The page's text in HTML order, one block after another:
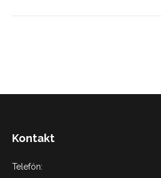
Kontakt
Telefón: